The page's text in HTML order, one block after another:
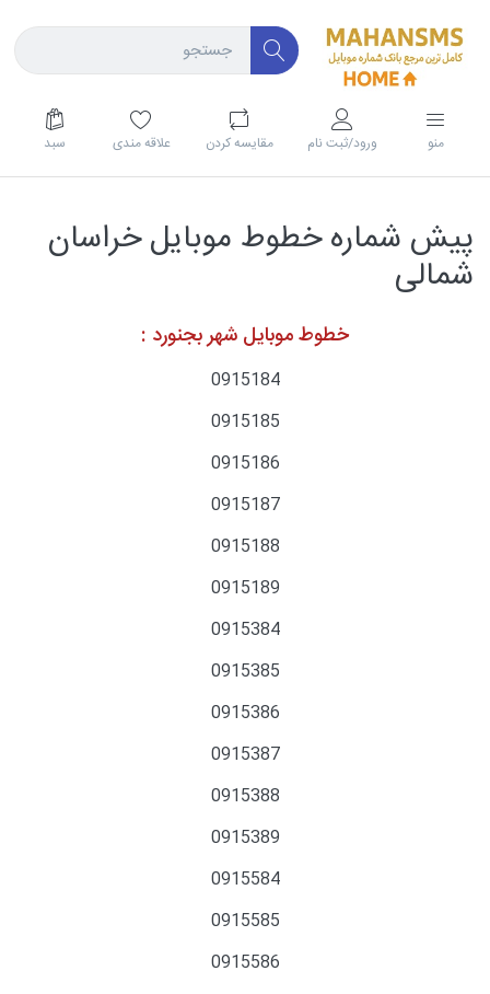
منو ورود/ثبت نام مقايسه كردن علاقه مندی سبد
پیش شماره خطوط موبایل خراسان
شمالی
خطوط موبایل شهر بجنورد :
0915184
0915185
0915186
0915187
0915188
0915189
0915384
0915385
0915386
0915387
0915388
0915389
0915584
0915585
0915586